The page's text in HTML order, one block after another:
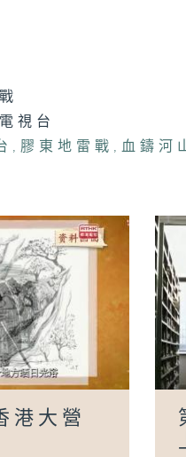
第
屠殺
第
東
視台
, 膠東地雷戰 , 血鑄河
港大營